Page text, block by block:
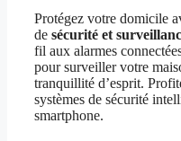
Protégez votre domicile
de sécurité et
fil aux alarmes
pour surveiller votre
tranquillité d’esprit.
systèmes de sécurité
smartphone.